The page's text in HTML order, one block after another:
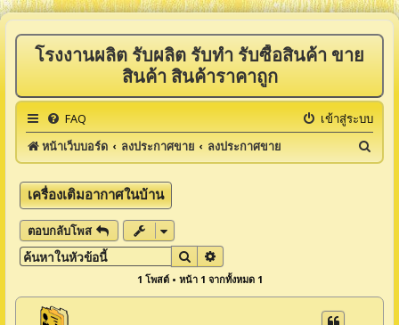
โรงงานผลิต รับผลิต รับทำ รับซื้อสินค้า ขาย
สินค้า สินค้าราคาถูก
FAQ
เข้าสู่ระบบ
หน้าเว็บบอร์ด
ลงประกาศขาย ลงประกาศขาย
น
เครื่องเติมอากาศในบ้าน
ตอบกลับโพส
ค้นหา
1 โพสต์ • หน้า 1 จากทั้งหมด 1